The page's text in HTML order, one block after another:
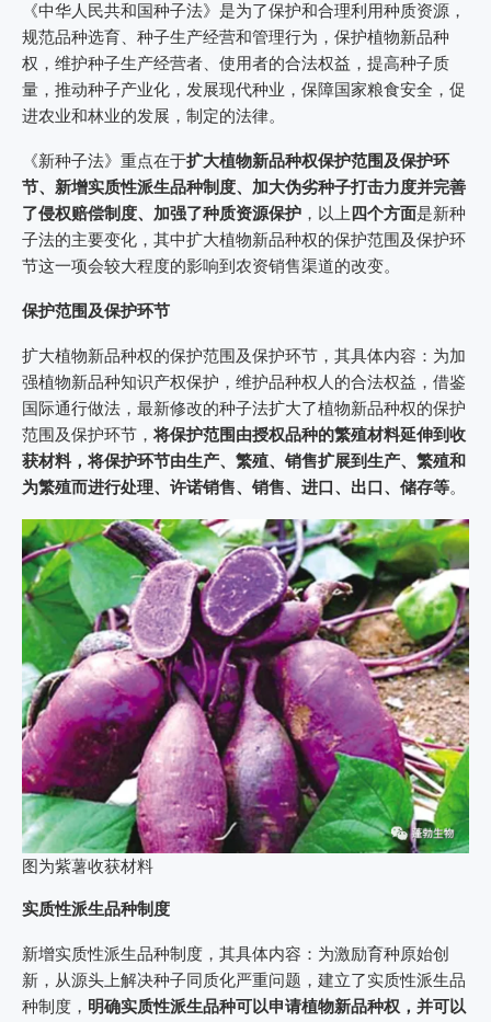
《中华人民共和国种子法》是为了保护和合理利用种质资源，
规范品种选育、种子生产经营和管理行为，保护植物新品种
权，维护种子生产经营者、使用者的合法权益，提高种子质
量，推动种子产业化，发展现代种业，保障国家粮食安全，促
进农业和林业的发展，制定的法律。
《新种子法》重点在于扩大植物新品种权保护范围及保护环
节、新增实质性派生品种制度、加大伪劣种子打击力度并完善
了侵权赔偿制度、加强了种质资源保护 ，以上四个方面是新种
子法的主要变化，其中扩大植物新品种权的保护范围及保护环
节这一项会较大程度的影响到农资销售渠道的改变。
保护范围及保护环节
扩大植物新品种权的保护范围及保护环节，其具体内容：为加
强植物新品种知识产权保护，维护品种权人的合法权益，借鉴
国际通行做法，最新修改的种子法扩大了植物新品种权的保护
范围及保护环节，将保护范围由授权品种的繁殖材料延伸到收
获材料，将保护环节由生产、繁殖、销售扩展到生产、繁殖和
为繁殖而进行处理、许诺销售、销售、进口、出口、储存等。
图为紫薯收获材料
实质性派生品种制度
新增实质性派生品种制度，其具体内容：为激励育种原始创
新，从源头上解决种子同质化严重问题，建立了实质性派生品
种制度， 明确实质性派生品种可以申请植物新品种权，并可以